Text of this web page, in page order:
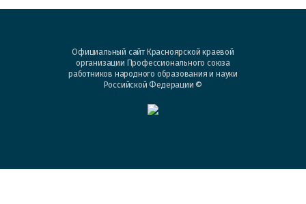
Официальный сайт Красноярской краевой
организации Профессионального союза
работников народного образования и науки
Российской Федерации ©